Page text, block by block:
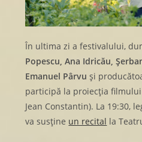
În ultima zi a festivalului,
Popescu, Ana Idricău,
Emanuel Pârvu și
participă la proiecția
Jean Constantin). La 19:30,
va susține un recital la